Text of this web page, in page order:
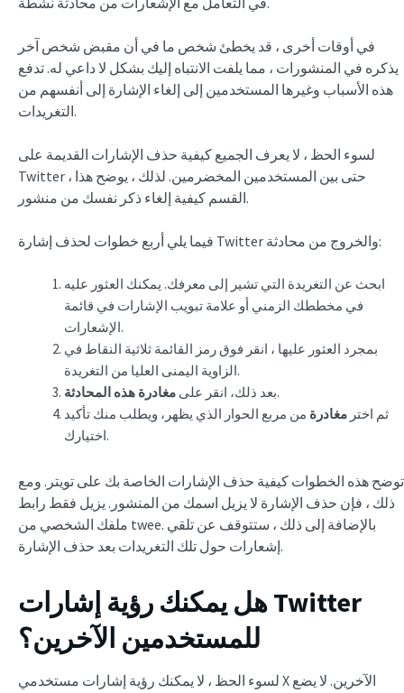
في أوقات أخرى ، قد يخطئ شخص ما في أن مقبض شخص آخر
يذكره في المنشورات ، مما يلفت الانتباه إليك بشكل لا داعي له. تدفع
هذه الأسباب وغيرها المستخدمين إلى إلغاء الإشارة إلى أنفسهم من
التغريدات.
لسوء الحظ ، لا يعرف الجميع كيفية حذف الإشارات القديمة على
Twitter ، حتى بين المستخدمين المخضرمين. لذلك ، يوضح هذا
القسم كيفية إلغاء ذكر نفسك من منشور.
فيما يلي أربع خطوات لحذف إشارة Twitter والخروج من محادثة:
ابحث عن التغريدة التي تشير إلى معرفك. يمكنك العثور عليه
في مخططك الزمني أو علامة تبويب الإشارات في قائمة
الإشعارات.
بمجرد العثور عليها ، انقر فوق رمز القائمة ثلاثية النقاط في
الزاوية اليمنى العليا من التغريدة.
بعد ذلك، انقر على مغادرة هذه المحادثة
.
ثم اختر مغادرة من مربع الحوار الذي يظهر، ويطلب منك تأكيد
اختيارك.
توضح هذه الخطوات كيفية حذف الإشارات الخاصة بك على تويتر. ومع
ذلك ، فإن حذف الإشارة لا يزيل اسمك من المنشور. يزيل فقط رابط
ملفك الشخصي من twee. بالإضافة إلى ذلك ، ستتوقف عن تلقي
إشعارات حول تلك التغريدات بعد حذف الإشارة.
هل يمكنك رؤية إشارات Twitter
للمستخدمين الآخرين؟
لسوء الحظ ، لا يمكنك رؤية إشارات مستخدمي X الآخرين. لا يضع